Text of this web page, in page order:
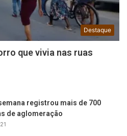
Destaque
que vivia nas ruas
registrou mais de 700
de aglomeração